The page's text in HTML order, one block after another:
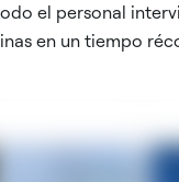
el personal
en un tiempo